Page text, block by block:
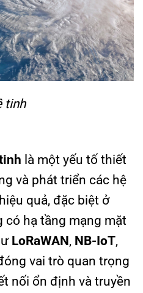
tinh
là một yếu tố thiết
và phát triển các hệ
quả, đặc biệt ở
hạ tầng mạng mặt
LoRaWAN, NB-IoT,
vai trò quan trọng
nối ổn định và truyền